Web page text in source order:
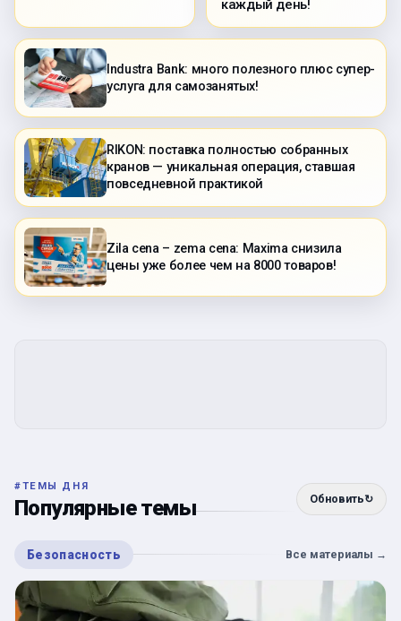
каждый день!
Industra Bank: много полезного плюс супер-
услуга для самозанятых!
RIKON: поставка полностью собранных
кранов — уникальная операция, ставшая
повседневной практикой
Zila cena – zema cena: Maxima снизила
цены уже более чем на 8000 товаров!
#ТЕМЫ ДНЯ
Популярные темы Обновить↻
Безопасность Все материалы →